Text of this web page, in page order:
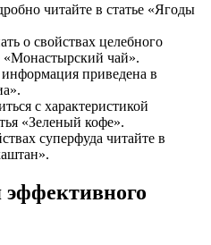
читайте в статье «Ягоды
о свойствах целебного
«Монастырский чай».
приведена в
с характеристикой
«Зеленый кофе».
суперфуда читайте в